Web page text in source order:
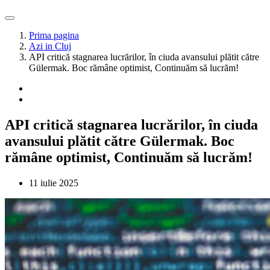
Prima pagina
Azi in Cluj
API critică stagnarea lucrărilor, în ciuda avansului plătit către
Gülermak. Boc rămâne optimist, Continuăm să lucrăm!
API critică stagnarea lucrărilor, în ciuda
avansului plătit către Gülermak. Boc
rămâne optimist, Continuăm să lucrăm!
11 iulie 2025